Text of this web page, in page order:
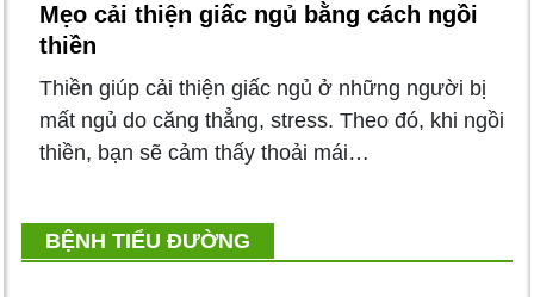
Mẹo cải thiện giấc ngủ bằng cách ngồi
thiền
Thiền giúp cải thiện giấc ngủ ở những người bị
mất ngủ do căng thẳng, stress. Theo đó, khi ngồi
thiền, bạn sẽ cảm thấy thoải mái…
BỆNH TIỂU ĐƯỜNG